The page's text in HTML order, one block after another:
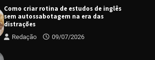
Como criar rotina de estudos de inglês
sem autossabotagem na era das
distrações
Redação 09/07/2026